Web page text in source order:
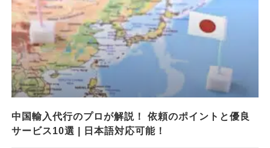
中国輸入代行のプロが解説！ 依頼のポイントと優良
サービス10選 | 日本語対応可能！